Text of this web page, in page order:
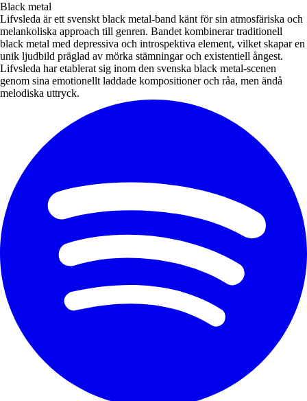
Black metal
Lifvsleda är ett svenskt black metal-band känt för sin atmosfäriska och
melankoliska approach till genren. Bandet kombinerar traditionell
black metal med depressiva och introspektiva element, vilket skapar en
unik ljudbild präglad av mörka stämningar och existentiell ångest.
Lifvsleda har etablerat sig inom den svenska black metal-scenen
genom sina emotionellt laddade kompositioner och råa, men ändå
melodiska uttryck.